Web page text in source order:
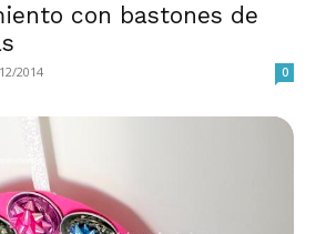
con bastones de
2014 0